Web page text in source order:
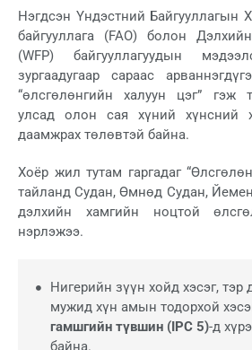
Нэгдсэн Үндэстний Байгууллагын
байгууллага (FAO) болон
(WFP) байгууллагуудын
зургаадугаар сараас
“өлсгөлөнгийн халуун цэг” гэж
улсад олон сая хүний хүнсний
даамжрах төлөвтэй байна.
Хоёр жил тутам гаргадаг
тайланд Судан, Өмнөд Судан,
дэлхийн хамгийн ноцтой
нэрлэжээ.
Нигерийн зүүн хойд хэсэг, тэр
мужид хүн амын тодорхой
гамшгийн түвшин (IPC 5)-д
байна.